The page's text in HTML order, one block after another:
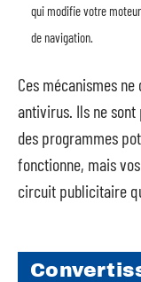
qui modifie votre
de navigation.
Ces mécanismes
antivirus. Ils ne
des programmes
fonctionne, mais
circuit publicitaire